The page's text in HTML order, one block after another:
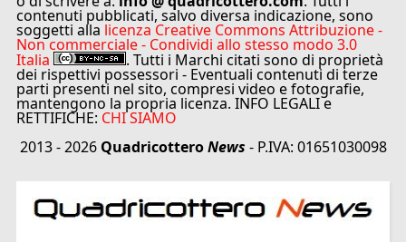
contenuti pubblicati, salvo diversa indicazione, sono
soggetti alla licenza Creative Commons Attribuzione -
Non commerciale - Condividi allo stesso modo 3.0
Italia . Tutti i Marchi citati sono di proprietà
dei rispettivi possessori - Eventuali contenuti di terze
parti presenti nel sito, compresi video e fotografie,
mantengono la propria licenza. INFO LEGALI e
RETTIFICHE: CHI SIAMO
2013 - 2026 QuadricotteroNews - P.IVA: 01651030098